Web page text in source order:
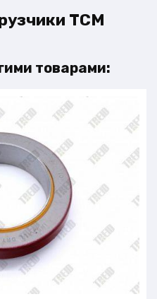
ТСМ
товарами: